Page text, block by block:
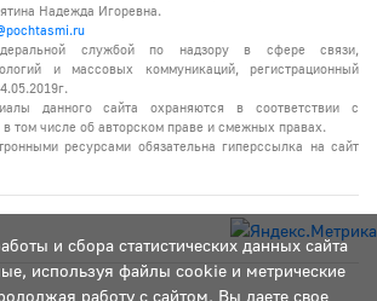
и сбора статистических данных сайта
используя файлы cookie и метрические
работу с сайтом, Вы даете свое
Надежда Игоревна.
службой по надзору в сфере связи,
и массовых коммуникаций, регистрационный
данного сайта охраняются в соответствии с
том числе об авторском праве и смежных правах.
ресурсами обязательна гиперссылка на сайт